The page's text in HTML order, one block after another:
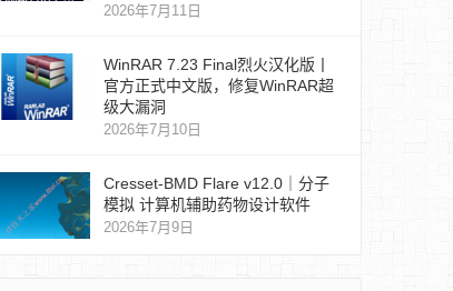
2026年7月11日
WinRAR 7.23 Final烈火汉化版丨
官方正式中文版，修复WinRAR超
级大漏洞
2026年7月10日
Cresset-BMD Flare v12.0｜分子
模拟 计算机辅助药物设计软件
2026年7月9日